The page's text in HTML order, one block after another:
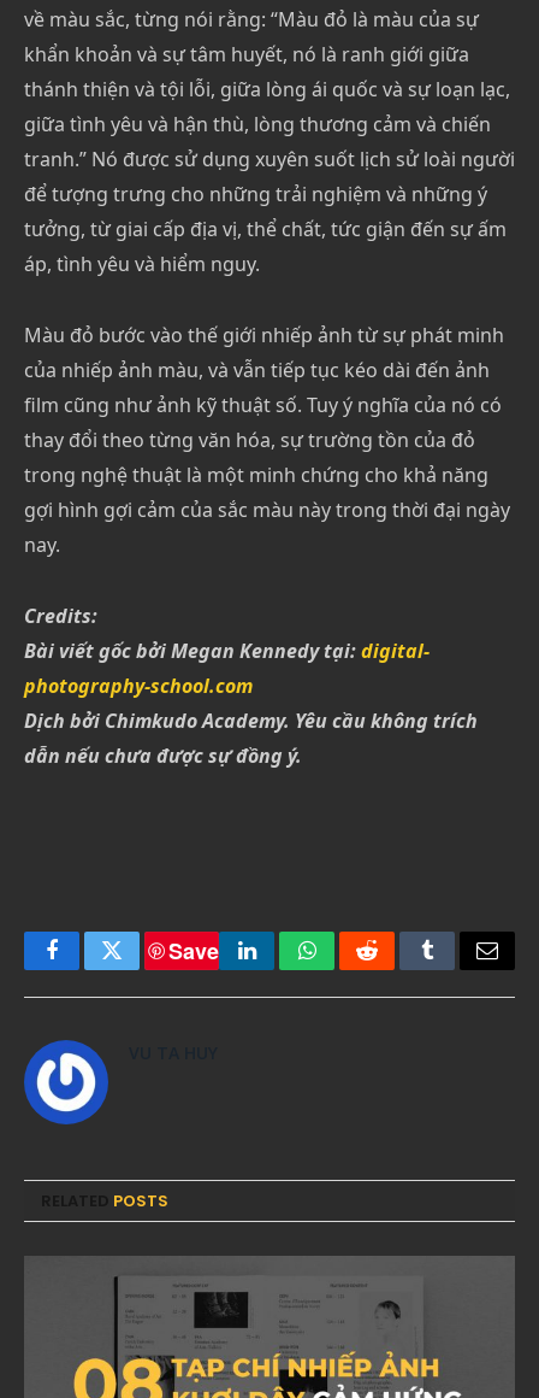
về màu sắc, từng nói rằng: “Màu đỏ là màu của sự
khẩn khoản và sự tâm huyết, nó là ranh giới giữa
thánh thiện và tội lỗi, giữa lòng ái quốc và sự loạn lạc,
giữa tình yêu và hận thù, lòng thương cảm và chiến
tranh.” Nó được sử dụng xuyên suốt lịch sử loài người
để tượng trưng cho những trải nghiệm và những ý
tưởng, từ giai cấp địa vị, thể chất, tức giận đến sự ấm
áp, tình yêu và hiểm nguy.
Màu đỏ bước vào thế giới nhiếp ảnh từ sự phát minh
của nhiếp ảnh màu, và vẫn tiếp tục kéo dài đến ảnh
film cũng như ảnh kỹ thuật số. Tuy ý nghĩa của nó có
thay đổi theo từng văn hóa, sự trường tồn của đỏ
trong nghệ thuật là một minh chứng cho khả năng
gợi hình gợi cảm của sắc màu này trong thời đại ngày
nay.
Credits:
Bài viết gốc bởi Megan Kennedy tại:digital-
photography-school.com
Dịch bởi Chimkudo Academy. Yêu cầu không trích
dẫn nếu chưa được sự đồng ý.
FacebookTwitter
Save
LinkedInWhatsAppRedditTumblrEmail
POSTS